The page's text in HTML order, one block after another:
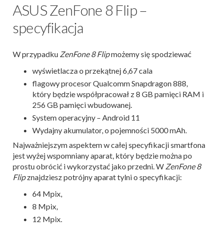
ASUS ZenFone 8 Flip –
specyfikacja
W przypadku ZenFone 8 Flipmożemy się spodziewać
wyświetlacza o przekątnej 6,67 cala
flagowy procesor Qualcomm Snapdragon 888,
który będzie współpracował z 8 GB pamięci RAM i
256 GB pamięci wbudowanej.
System operacyjny – Android 11
Wydajny akumulator, o pojemności 5000 mAh.
Najważniejszym aspektem w całej specyfikacji smartfona
jest wyżej wspomniany aparat, który będzie można po
prostu obrócić i wykorzystać jako przedni. W ZenFone 8
Flipznajdziesz potrójny aparat tylni o specyfikacji:
64 Mpix,
8 Mpix,
12 Mpix.